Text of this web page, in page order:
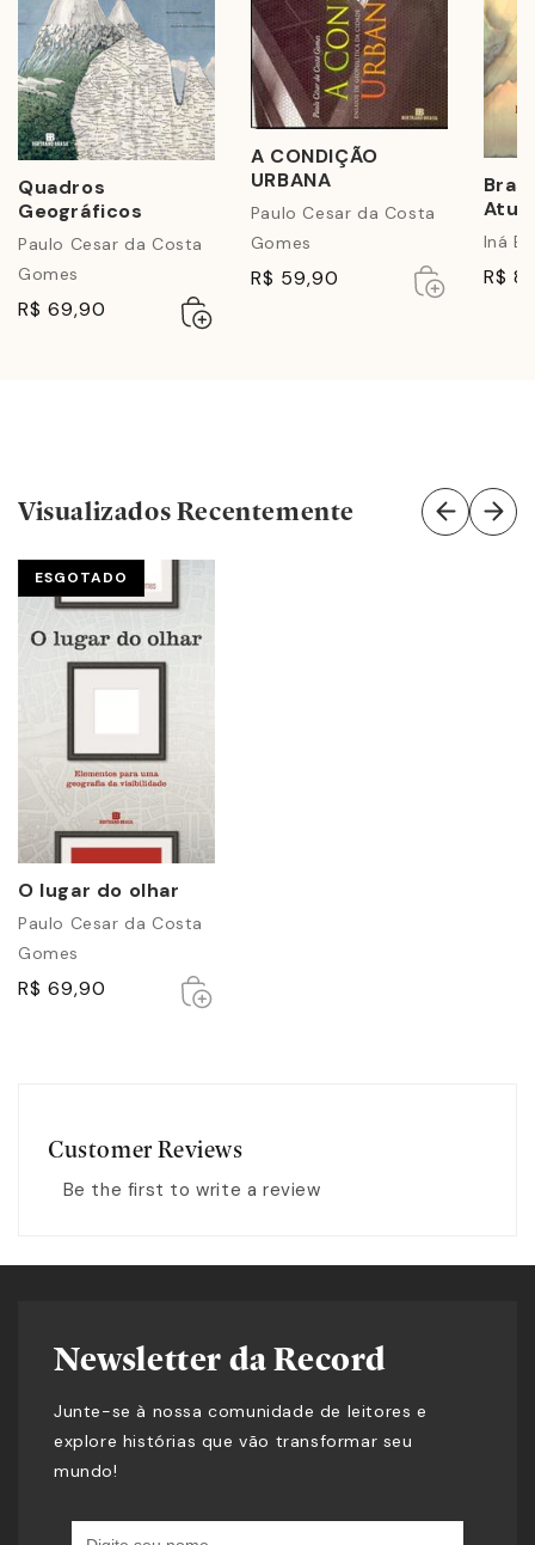
Quadros
Geográficos
Paulo Cesar da Costa
Gomes
R$ 69,90
Adicionar
ao
Esgotado
A CONDIÇÃO
URBANA
Paulo Cesar da Costa
Gomes
R$ 59,90 Esgotado
Esgotado
Iná
R$
Visualizados Recentemente
ESGOTADO
O lugar do olhar
Paulo Cesar da Costa
Gomes
R$ 69,90 Esgotado
Esgotado
Customer Reviews
Be the first to write a review
Newsletter da Record
Junte-se à nossa comunidade de leitores e
explore histórias que vão transformar seu
mundo!